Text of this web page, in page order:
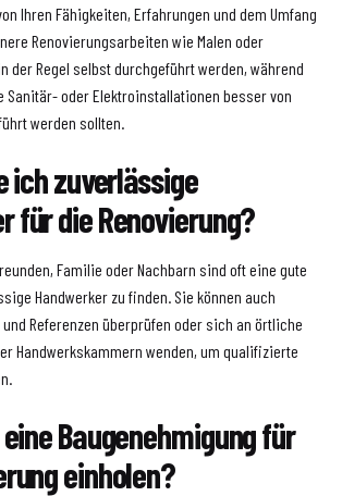
Ihren Fähigkeiten, Erfahrungen und dem Umfang
Renovierungsarbeiten wie Malen oder
der Regel selbst durchgeführt werden, während
Sanitär- oder Elektroinstallationen besser von
werden sollten.
ich zuverlässige
für die Renovierung?
Familie oder Nachbarn sind oft eine gute
Handwerker zu finden. Sie können auch
Referenzen überprüfen oder sich an örtliche
Handwerkskammern wenden, um qualifizierte
Baugenehmigung für
einholen?